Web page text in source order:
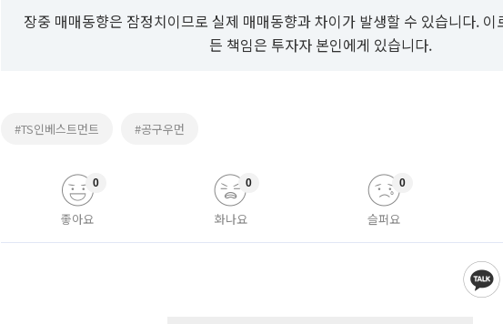
장중 매매동향은 잠정치이므로 실제 매매동향과 차이가 발생할 수 있습니다. 이
든 책임은 투자자 본인에게 있습니다.
#TS인베스트먼트 #공구우먼
좋아요
0
화나요
0
슬퍼요
0